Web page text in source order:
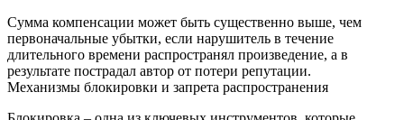
Сумма компенсации может быть существенно выше, чем
первоначальные убытки, если нарушитель в течение
длительного времени распространял произведение, а в
результате пострадал автор от потери репутации.
Механизмы блокировки и запрета распространения